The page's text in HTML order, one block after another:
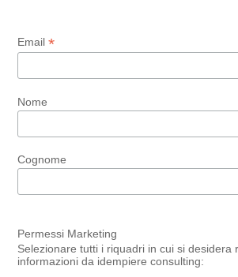
Email*
Nome
Cognome
Permessi Marketing
Selezionare tutti i riquadri in cui si desidera
informazioni da idempiere consulting: